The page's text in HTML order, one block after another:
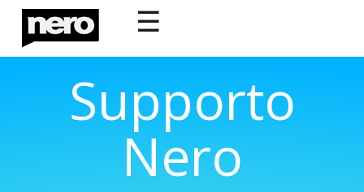
☰
Supporto
Nero